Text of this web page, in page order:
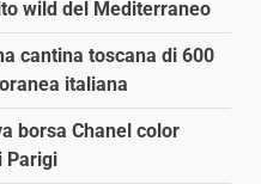
wild del Mediterraneo
cantina toscana di 600
italiana
borsa Chanel color
Parigi